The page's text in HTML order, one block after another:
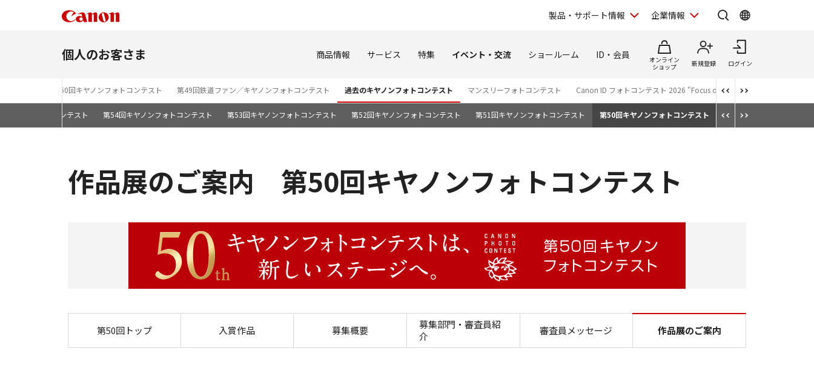
製品・サポート情報 企業情報
個人のお客さま 商品情報 サービス 特集 イベント・交流 ショールーム ID・会員
オンライン
ショップ
新規登録 ログイン
第60回キヤノンフォトコンテスト 第49回鉄道ファン／キヤノンフォトコンテスト 過去のキヤノンフォトコンテスト マンスリーフォトコンテスト Canon ID フォトコンテスト 2026 "Focus on Your Creativity"
ヤノンフォトコンテスト 第54回キヤノンフォトコンテスト 第53回キヤノンフォトコンテスト 第52回キヤノンフォトコンテスト 第51回キヤノンフォトコンテスト 第50回キヤノンフォトコンテスト
作品展のご案内 第50回キヤノンフォトコンテスト
作品展のご案内 第50回キヤノンフォトコンテスト
第50回トップ 入賞作品 募集概要
募集部門・審査員紹
介
審査員メッセージ 作品展のご案内